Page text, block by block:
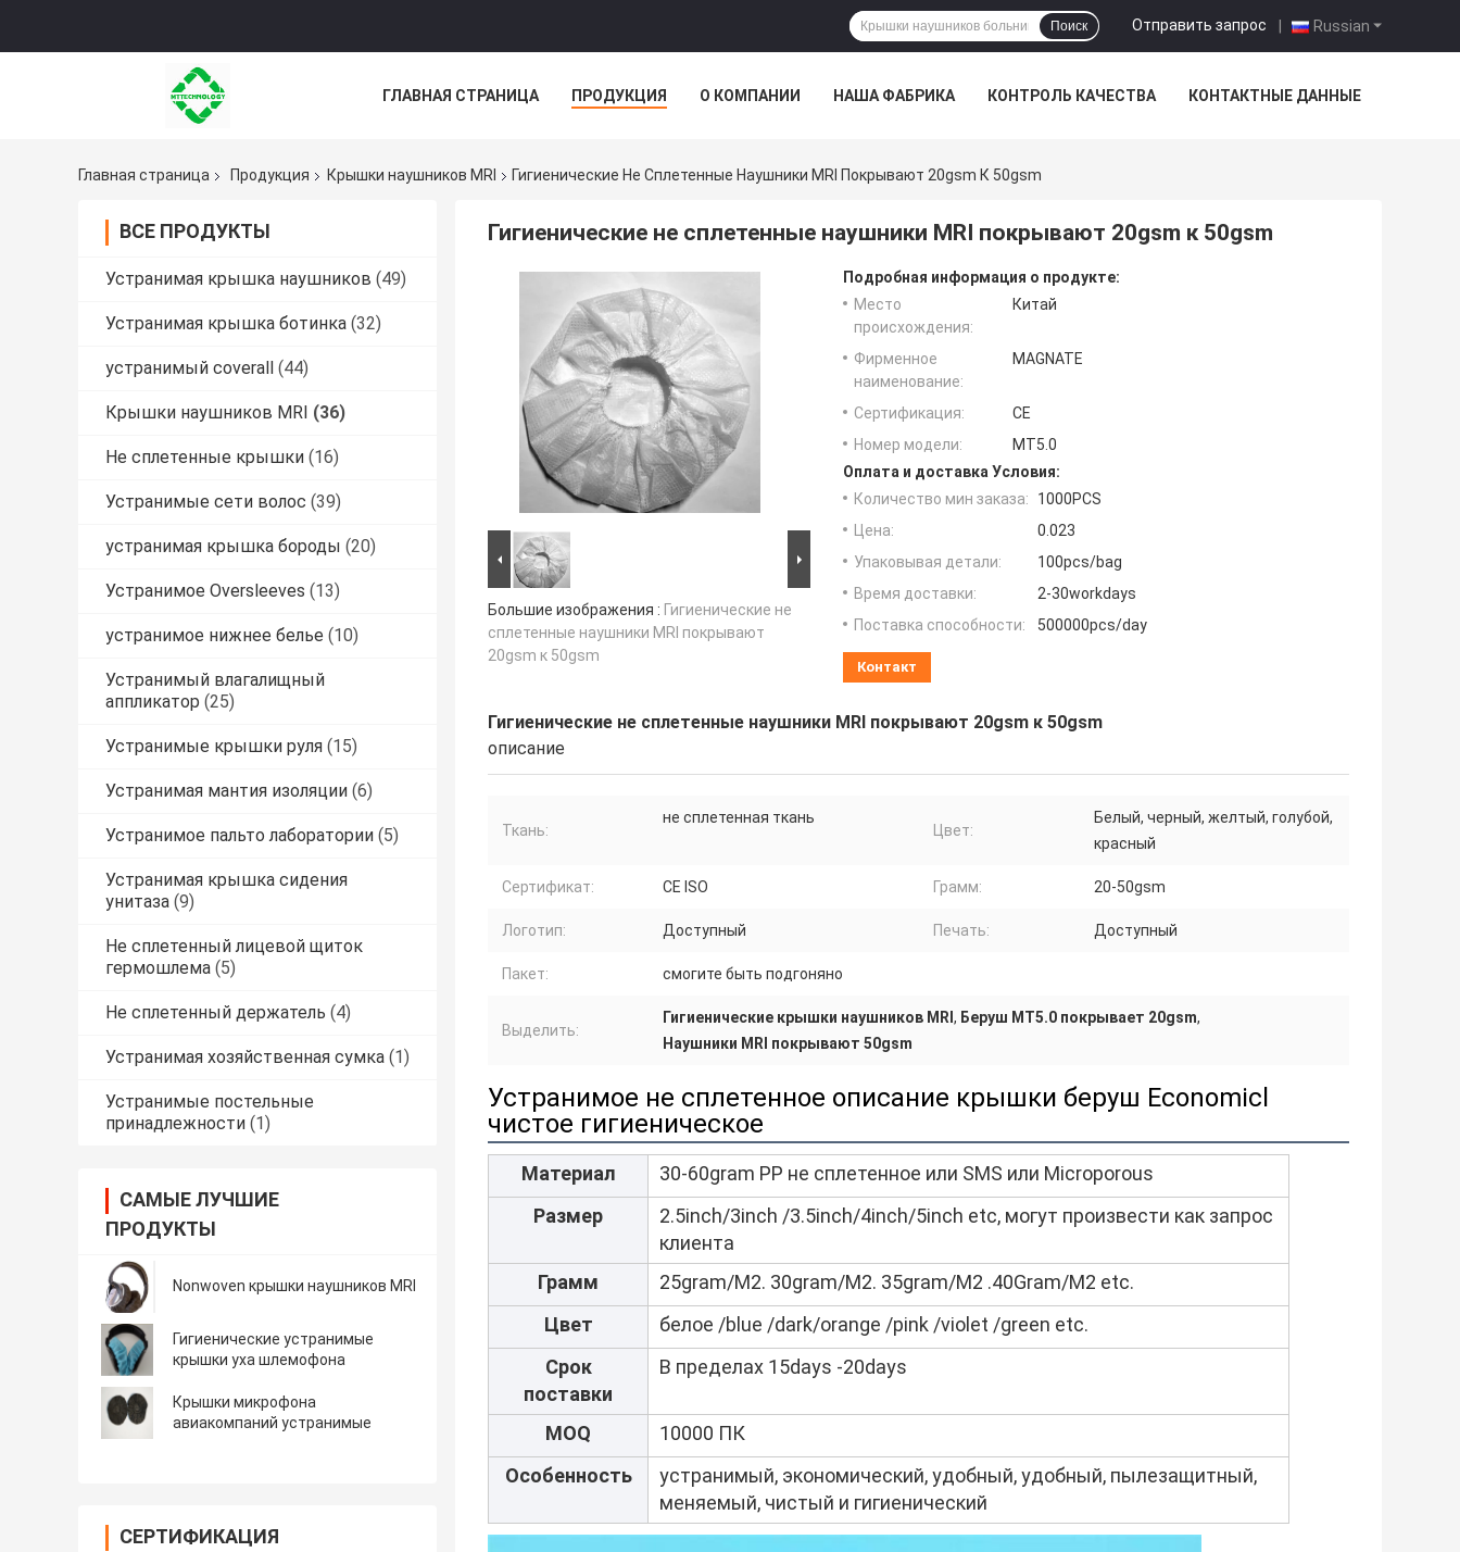
Russian
Отправить запрос |
Поиск
ГЛАВНАЯ СТРАНИЦА ПРОДУКЦИЯ О КОМПАНИИ НАША ФАБРИКА КОНТРОЛЬ КАЧЕСТВА КОНТАКТНЫЕ ДАННЫЕ
Главная страница
Продукция Крышки наушников MRI Гигиенические Не Сплетенные Наушники MRI Покрывают 20gsm К 50gsm
ВСЕ ПРОДУКТЫ
Устранимая крышка наушников (49)
Устранимая крышка ботинка (32)
устранимый coverall (44)
Крышки наушников MRI (36)
Не сплетенные крышки (16)
Устранимые сети волос (39)
устранимая крышка бороды (20)
Устранимое Oversleeves (13)
устранимое нижнее белье (10)
Устранимый влагалищный
аппликатор (25)
Устранимые крышки руля (15)
Устранимая мантия изоляции (6)
Устранимое пальто лаборатории (5)
Устранимая крышка сидения
унитаза (9)
Не сплетенный лицевой щиток
гермошлема (5)
Не сплетенный держатель (4)
Устранимая хозяйственная сумка (1)
Устранимые постельные
принадлежности (1)
САМЫЕ ЛУЧШИЕ
ПРОДУКТЫ
Nonwoven крышки наушников MRI
Гигиенические устранимые
крышки уха шлемофона
Крышки микрофона
авиакомпаний устранимые
СЕРТИФИКАЦИЯ
Гигиенические не сплетенные наушники MRI покрывают 20gsm к 50gsm
Большие изображения : Гигиенические не
сплетенные наушники MRI покрывают
20gsm к 50gsm
Подробная информация о продукте:
Место
происхождения:
Китай
Фирменное
наименование:
MAGNATE
Сертификация:
CE
Номер модели:
MT5.0
Оплата и доставка Условия:
Количество мин заказа:
1000PCS
Цена:
0.023
Упаковывая детали:
100pcs/bag
Время доставки:
2-30workdays
Поставка способности:
500000pcs/day
Контакт
Гигиенические не сплетенные наушники MRI покрывают 20gsm к 50gsm
описание
Ткань:
не сплетенная ткань
Цвет:
Белый, черный, желтый, голубой,
красный
Сертификат: CE ISO Грамм: 20-50gsm
Логотип: Доступный Печать: Доступный
Пакет: смогите быть подгоняно
Выделить:
Гигиенические крышки наушников MRI , Беруш MT5.0 покрывает 20gsm,
Наушники MRI покрывают 50gsm
Устранимое не сплетенное описание крышки беруш Economicl
чистое гигиеническое
Материал
30-60gram PP не сплетенное или SMS или Microporous
Размер
2.5inch/3inch /3.5inch/4inch/5inch etc, могут произвести как запрос
клиента
Грамм
25gram/M2. 30gram/M2. 35gram/M2 .40Gram/M2 etc.
Цвет
белое /blue /dark/orange /pink /violet /green etc.
Срок
поставки
В пределах 15days -20days
MOQ
10000 ПК
Особенность
устранимый, экономический, удобный, удобный, пылезащитный,
меняемый, чистый и гигиенический